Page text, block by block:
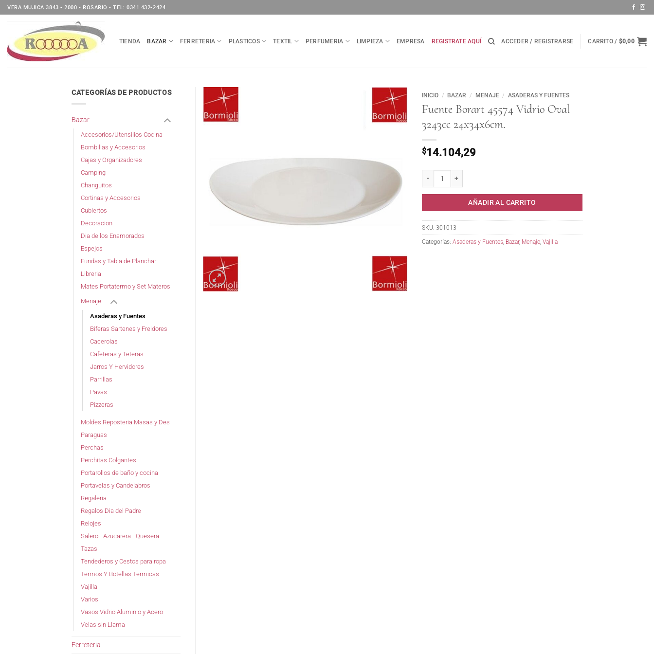
Saltar
al
VERA MUJICA 3843 - 2000 - ROSARIO - TEL: 0341 432-2424
TIENDA BAZAR FERRETERIA PLASTICOS TEXTIL PERFUMERIA LIMPIEZA EMPRESA REGISTRATE AQUÍ ACCEDER / REGISTRARSE CARRITO / $0,00
INICIO / BAZAR / MENAJE / ASADERAS Y FUENTES
Fuente Borart 45574 Vidrio Oval
3243cc 24x34x6cm.
$14.104,29
AÑADIR AL CARRITO
SKU: 301013
Categorías: Asaderas y Fuentes Bazar, Menaje Vajilla
CATEGORÍAS DE PRODUCTOS
Bazar
Accesorios/Utensilios Cocina
Bombillas y Accesorios
Cajas y Organizadores
Camping
Changuitos
Cortinas y Accesorios
Cubiertos
Decoracion
Dia de los Enamorados
Espejos
Fundas y Tabla de Planchar
Libreria
Mates Portatermo y Set Materos
Menaje
Asaderas y Fuentes
Biferas Sartenes y Freidores
Cacerolas
Cafeteras y Teteras
Jarros Y Hervidores
Parrillas
Pavas
Pizzeras
Moldes Reposteria Masas y Des
Paraguas
Perchas
Perchitas Colgantes
Portarollos de baño y cocina
Portavelas y Candelabros
Regaleria
Regalos Dia del Padre
Relojes
Salero - Azucarera - Quesera
Tazas
Tendederos y Cestos para ropa
Termos Y Botellas Termicas
Vajilla
Varios
Vasos Vidrio Aluminio y Acero
Velas sin Llama
Ferreteria